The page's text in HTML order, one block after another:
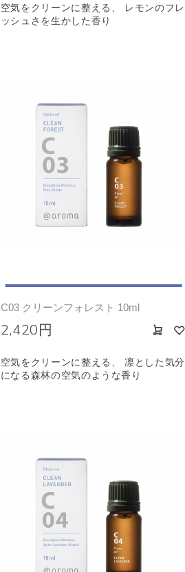
空気をクリーンに整える、 レモンのフレ
ッシュさを生かした香り
C03 クリーンフォレスト 10ml
2,420円
空気をクリーンに整える、 凛とした気分
になる森林の空気のような香り